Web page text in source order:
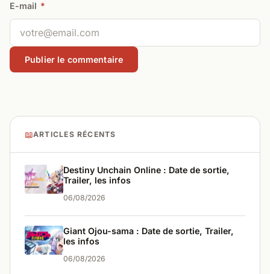
E-mail *
📖ARTICLES RÉCENTS
Destiny Unchain Online : Date de sortie,
Trailer, les infos
06/08/2026
Giant Ojou-sama : Date de sortie, Trailer,
les infos
06/08/2026